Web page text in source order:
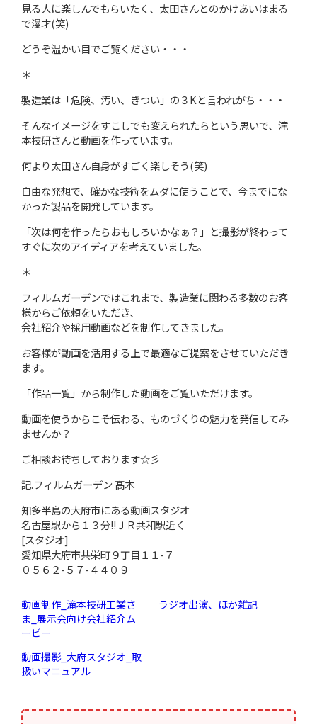
見る人に楽しんでもらいたく、太田さんとのかけあいはまる
で漫才(笑)
どうぞ温かい目でご覧ください・・・
＊
製造業は「危険、汚い、きつい」の３Kと言われがち・・・
そんなイメージをすこしでも変えられたらという思いで、滝
本技研さんと動画を作っています。
何より太田さん自身がすごく楽しそう(笑)
自由な発想で、確かな技術をムダに使うことで、今までにな
かった製品を開発しています。
「次は何を作ったらおもしろいかなぁ？」と撮影が終わって
すぐに次のアイディアを考えていました。
＊
フィルムガーデンではこれまで、製造業に関わる多数のお客
様からご依頼をいただき、
会社紹介や採用動画などを制作してきました。
お客様が動画を活用する上で最適なご提案をさせていただき
ます。
「作品一覧」から制作した動画をご覧いただけます。
動画を使うからこそ伝わる、ものづくりの魅力を発信してみ
ませんか？
ご相談お待ちしております☆彡
記.フィルムガーデン 髙木
知多半島の大府市にある動画スタジオ
名古屋駅から１３分!!ＪＲ共和駅近く
[スタジオ]
愛知県大府市共栄町９丁目１１-７
０５６２-５７-４４０９
動画制作_滝本技研工業さ
ま_展示会向け会社紹介ム
ービー
ラジオ出演、ほか雑記
動画撮影_大府スタジオ_取
扱いマニュアル